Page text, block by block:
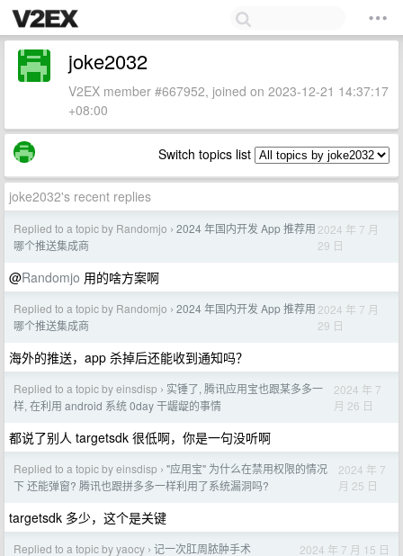
joke2032
V2EX member #667952, joined on 2023-12-21 14:37:17
+08:00
Switch topics list
joke2032's recent replies
Replied to a topic by Randomjo › 2024 年国内开发 App 推荐用
哪个推送集成商
2024 年 7 月
29 日
@Randomjo 用的啥方案啊
Replied to a topic by Randomjo › 2024 年国内开发 App 推荐用
哪个推送集成商
2024 年 7 月
29 日
海外的推送，app 杀掉后还能收到通知吗？
Replied to a topic by einsdisp › 实锤了, 腾讯应用宝也跟某多多一
样, 在利用 android 系统 0day 干龌龊的事情
2024 年 7
月 26 日
都说了别人 targetsdk 很低啊，你是一句没听啊
Replied to a topic by einsdisp › "应用宝" 为什么在禁用权限的情况
下 还能弹窗? 腾讯也跟拼多多一样利用了系统漏洞吗?
2024 年 7
月 25 日
targetsdk 多少，这个是关键
Replied to a topic by yaocy › 记一次肛周脓肿手术 2024 年 7 月 15 日